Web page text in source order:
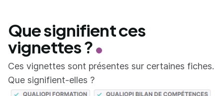
Que signifient ces
vignettes ?
Ces vignettes sont présentes sur certaines fiches.
Que signifient-elles ?